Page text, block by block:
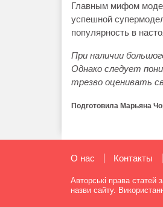
Главным мифом
успешной
популярность в
При наличии
Однако следует
трезво оценивать
Подготовила Марьяна
О нас Контакты
Авторські права статей
назви сайту.